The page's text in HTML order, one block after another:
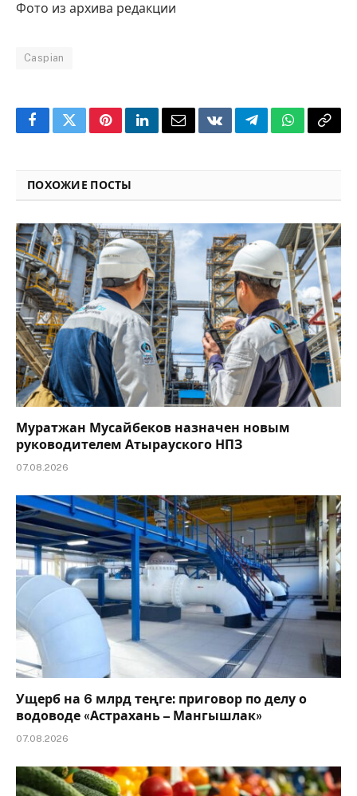
Фото из архива редакции
Caspian
FacebookTwitterPinterestLinkedInEmailVKontakteTelegramWhatsApp
Copy
ПОХОЖИЕ ПОСТЫ
Муратжан Мусайбеков назначен новым
руководителем Атырауского НПЗ
07.08.2026
Ущерб на 6 млрд теңге: приговор по делу о
водоводе «Астрахань – Мангышлак»
07.08.2026